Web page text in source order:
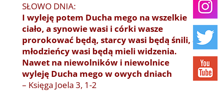
SŁOWO DNIA:
I wyleję potem Ducha mego na wszelkie
ciało, a synowie wasi i córki wasze
prorokować będą, starcy wasi będą śnili, a
młodzieńcy wasi będą mieli widzenia.
Nawet na niewolników i niewolnice
wyleję Ducha mego w owych dniach
– Księga Joela 3, 1-2